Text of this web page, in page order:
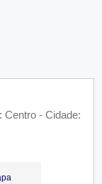
Centro - Cidade: